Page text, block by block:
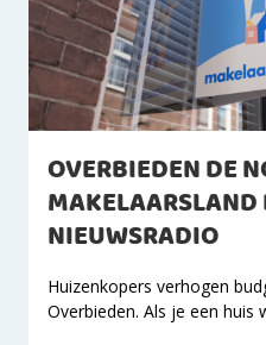
OVERBIEDEN DE
MAKELAARSLAND
NIEUWSRADIO
Huizenkopers verhogen
Overbieden. Als je een huis